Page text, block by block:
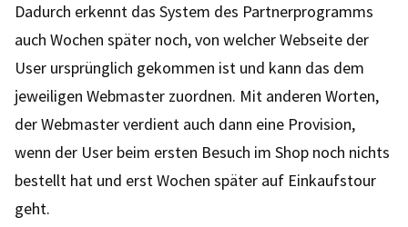
Dadurch erkennt das System des Partnerprogramms
auch Wochen später noch, von welcher Webseite der
User ursprünglich gekommen ist und kann das dem
jeweiligen Webmaster zuordnen. Mit anderen Worten,
der Webmaster verdient auch dann eine Provision,
wenn der User beim ersten Besuch im Shop noch nichts
bestellt hat und erst Wochen später auf Einkaufstour
geht.